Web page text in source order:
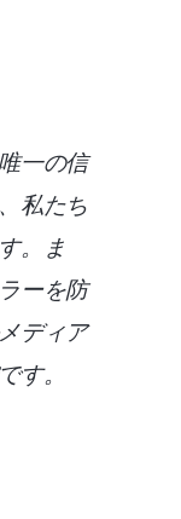
一の信
私たち
。ま
ーを防
ディア
す。